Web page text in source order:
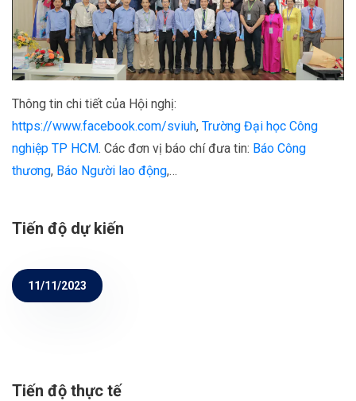
Thông tin chi tiết của Hội nghị:
https://www.facebook.com/sviuh, Trường Đại học Công
nghiệp TP HCM. Các đơn vị báo chí đưa tin: Báo Công
thương, Báo Người lao động,…
Tiến độ dự kiến
11/11/2023
Tiến độ thực tế